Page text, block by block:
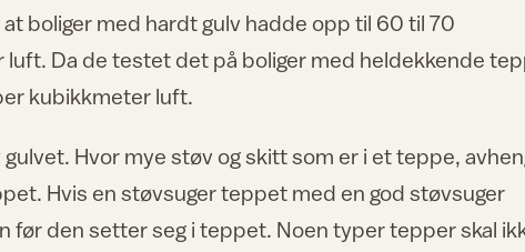
boliger med hardt gulv hadde opp til 60 til 70
Da de testet det på boliger med heldekkende
kubikkmeter luft.
Hvor mye støv og skitt som er i et teppe,
Hvis en støvsuger teppet med en god støvsuger
før den setter seg i teppet. Noen typer tepper skal